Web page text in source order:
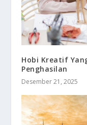
Hobi Kreatif
Penghasilan
Desember 21, 2025